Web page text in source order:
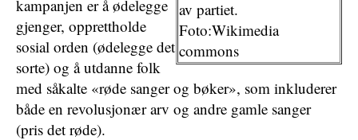
av partiet.
Foto:Wikimedia
commons
kampanjen er å ødelegge
gjenger, opprettholde
sosial orden (ødelegge det
sorte) og å utdanne folk
med såkalte «røde sanger og bøker», som inkluderer
både en revolusjonær arv og andre gamle sanger
(pris det røde).